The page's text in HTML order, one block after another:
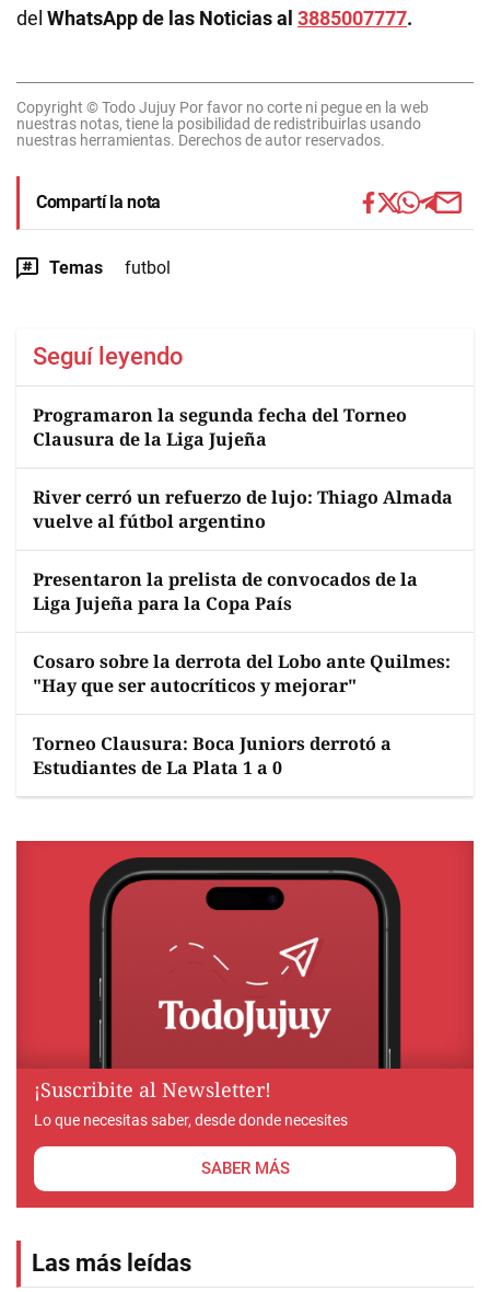
del WhatsApp de las Noticias al 3885007777.
Copyright © Todo Jujuy Por favor no corte ni pegue en la web
nuestras notas, tiene la posibilidad de redistribuirlas usando
nuestras herramientas. Derechos de autor reservados.
Compartí la nota
Temas futbol
Seguí leyendo
Programaron la segunda fecha del Torneo
Clausura de la Liga Jujeña
River cerró un refuerzo de lujo: Thiago Almada
vuelve al fútbol argentino
Presentaron la prelista de convocados de la
Liga Jujeña para la Copa País
Cosaro sobre la derrota del Lobo ante Quilmes:
"Hay que ser autocríticos y mejorar"
Torneo Clausura: Boca Juniors derrotó a
Estudiantes de La Plata 1 a 0
¡Suscribite al Newsletter!
Lo que necesitas saber, desde donde necesites
SABER MÁS
Las más leídas